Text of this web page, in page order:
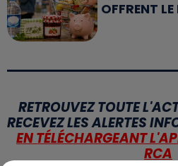
OFFRENT
RETROUVEZ TOUTE
RECEVEZ LES ALERTES
EN TÉLÉCHARGEANT
RCA